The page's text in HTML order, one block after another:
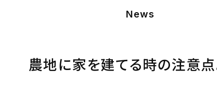
News
農地に家を建てる時の注意点